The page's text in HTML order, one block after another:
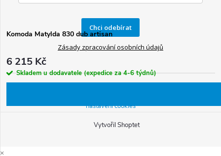
Komoda Matylda 830 dub artisan
6 215 Kč
Skladem u dodavatele (expedice za 4-6 týdnů)
Chci odebírat
Zásady zpracování osobních údajů
Vytvořil Shoptet
nastavení cookies
×